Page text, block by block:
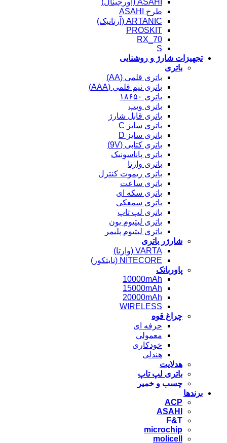
طرح ASAHI
ARTANIC (آرتانیک)
PROSKIT
RX_70
S
تجهیزات شارژ و روشنایی
باتری
باتری قلمی (AA)
باتری نیم قلمی (AAA)
باتری ۱۸۶۵۰
باتری ویپ
باتری قابل شارژ
باتری سایز C
باتری سایز D
باتری کتابی (9V)
باتری پاناسونیک
باتری وارتا
باتری ریموت کنترل
باتری ساعت
باتری سکه ای
باتری سمعکی
باتری لپ تاپ
باتری لیتیوم یون
باتری لیتیوم پلیمر
شارژر باتری
VARTA (وارتا)
NITECORE (نایتکور)
پاوربانک
10000mAh
15000mAh
20000mAh
WIRELESS
چراغ قوه
حرفه ای
معمولی
خودکاری
هندلی
هدلایت
باتری لپ تاپ
چسب و خمیر
برندها
ACP
ASAHI
F&T
microchip
molicell